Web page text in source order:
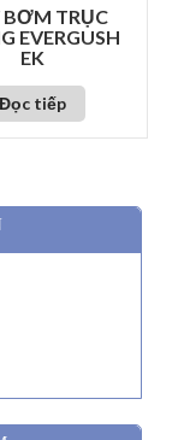
BƠM TRỤC
EVERGUSH
EK
Đọc tiếp